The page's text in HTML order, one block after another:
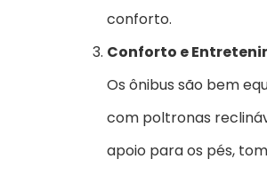
conforto.
Conforto e
Os ônibus são bem
com poltronas
apoio para os pés,